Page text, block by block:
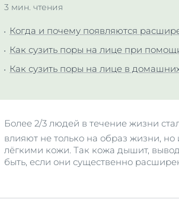
Уход за кожей
Защита от солнца
3 мин. чтения
Когда и почему появляются
Как сузить поры на лице при
Как сузить поры на лице в
Более 2/3 людей в течение жизни
влияют не только на образ жизни, но
лёгкими кожи. Так кожа дышит,
быть, если они существенно